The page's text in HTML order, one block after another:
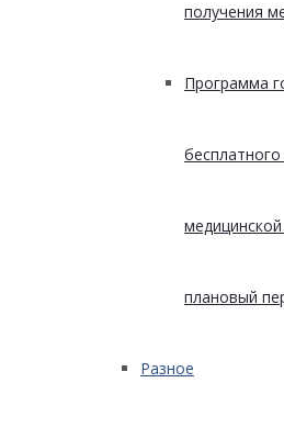
получения
Программа
плановый
Разное